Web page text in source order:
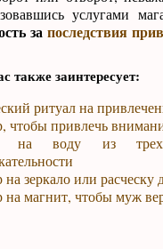
услугами
запоследствия
также заинтересует:
ритуал на
чтобы привлечь
на воду из трех
на зеркало или расческу
на магнит, чтобы муж